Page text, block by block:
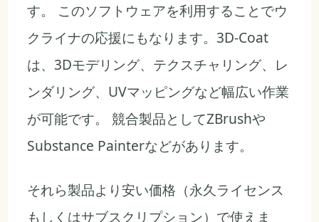
す。 このソフトウェアを利用することでウ
クライナの応援にもなります。3D-Coat
は、3Dモデリング、テクスチャリング、レ
ンダリング、UVマッピングなど幅広い作業
が可能です。 競合製品としてZBrushや
Substance Painterなどがあります。
それら製品より安い価格（永久ライセンス
もしくはサブスクリプション）で使えま